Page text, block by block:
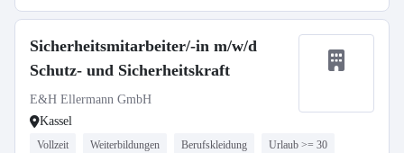
Sicherheitsmitarbeiter/-in m/w/d
Schutz- und Sicherheitskraft
E&H Ellermann GmbH
Kassel
Vollzeit Weiterbildungen Berufskleidung Urlaub >= 30